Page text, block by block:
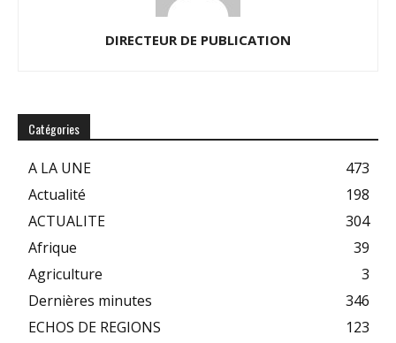
DIRECTEUR DE PUBLICATION
Catégories
A LA UNE
473
Actualité
198
ACTUALITE
304
Afrique
39
Agriculture
3
Dernières minutes
346
ECHOS DE REGIONS
123